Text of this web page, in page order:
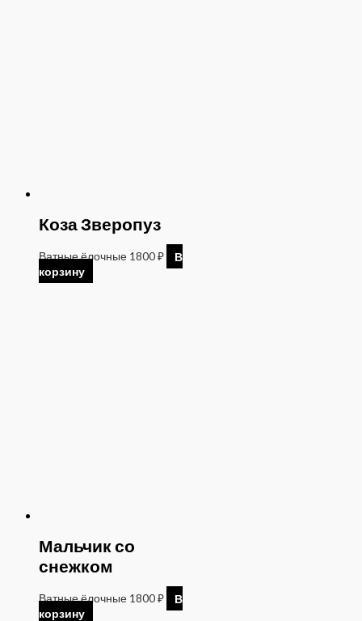
Коза Зверопуз
Ватные ёлочные 1800₽
В
корзину
Мальчик со
снежком
Ватные ёлочные 1800₽
В
корзину